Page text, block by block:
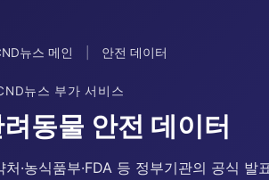
뉴스 메인 안전 데이터
뉴스 부가 서비스
려동물 안전 데이터
처·농식품부·FDA 등 정부기관의 공식 발